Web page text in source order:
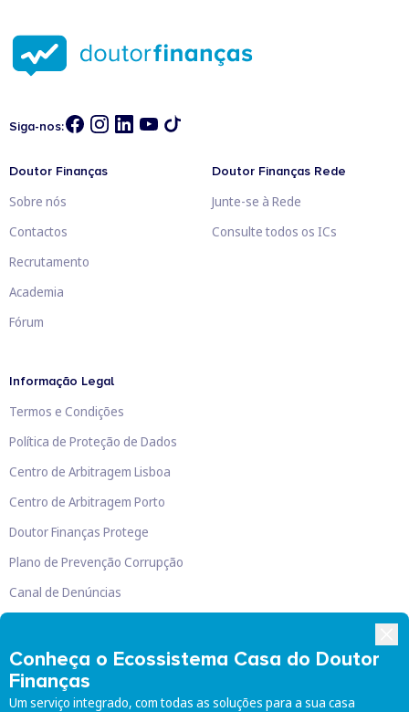
Conheça o Ecossistema Casa do Doutor
Finanças
Um serviço integrado, com todas as soluções para a sua casa
Siga-nos:
Doutor Finanças
Sobre nós
Contactos
Recrutamento
Academia
Fórum
Doutor Finanças Rede
Junte-se à Rede
Consulte todos os ICs
Informação Legal
Termos e Condições
Política de Proteção de Dados
Centro de Arbitragem Lisboa
Centro de Arbitragem Porto
Doutor Finanças Protege
Plano de Prevenção Corrupção
Canal de Denúncias